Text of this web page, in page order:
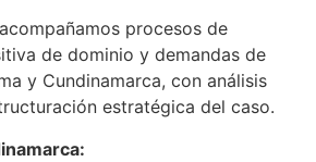
acompañamos procesos de
de dominio y demandas de
y Cundinamarca, con análisis
estratégica del caso.